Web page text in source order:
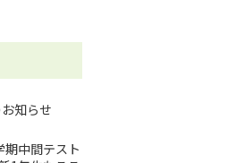
知らせ
期中間テスト